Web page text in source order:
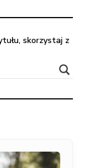
skorzystaj z